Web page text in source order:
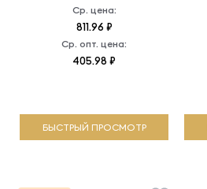
Ср. цена:
811.96 ₽
Ср. опт. цена:
405.98 ₽
БЫСТРЫЙ ПРОСМОТР